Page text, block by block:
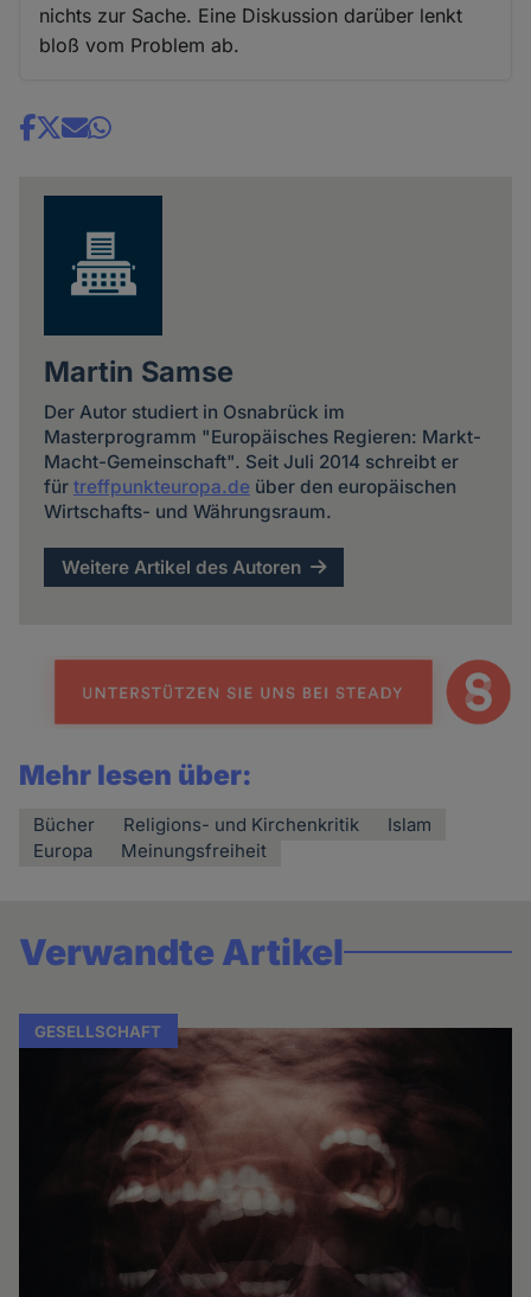
nichts zur Sache. Eine Diskussion darüber lenkt
bloß vom Problem ab.
Share
Martin Samse
Der Autor studiert in Osnabrück im
Masterprogramm "Europäisches Regieren: Markt-
Macht-Gemeinschaft". Seit Juli 2014 schreibt er
für treffpunkteuropa.de über den europäischen
Wirtschafts- und Währungsraum.
Weitere Artikel des Autoren
Mehr lesen über:
Bücher Religions- und Kirchenkritik
Islam
Europa
Meinungsfreiheit
Verwandte Artikel
GESELLSCHAFT